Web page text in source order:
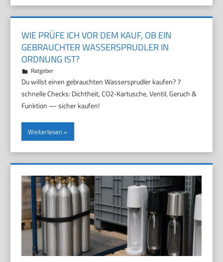
WIE PRÜFE ICH VOR DEM KAUF, OB EIN
GEBRAUCHTER WASSERSPRUDLER IN
ORDNUNG IST?
21. Juni 2026
Marco
Ratgeber
Du willst einen gebrauchten Wassersprudler kaufen? 7
schnelle Checks: Dichtheit, CO2‑Kartusche, Ventil, Geruch &
Funktion — sicher kaufen!
Weiterlesen